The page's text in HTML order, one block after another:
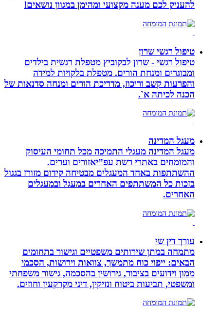
להעניק לכם מענה מקצועי ומהימן במגוון נושאים!
טיפול רגשי שרון
טיפול רגשי - שרון לבקוביץ מטפלת רגשית בילדים
ומבוגרים ומנחת הורים. מטפלת בלקויות למידה
והפרעות קשב וריכוז, מדריכת הורים ומנחה סדנאות של
הכנה לכיתה א`.
מעגל המדינה
מעגל המדינה מעגלי התמיכה מכל תחומי העיסוק
והמומחים באתרי רשת עפ”יאזורים וערים.
ההשתתפות באחד המעגלים מבטיחה קידום מזורז בגגול
בזכות כל המשתתפים האחרים במעגל ובמעגלים
האחרים.
עורך דין שי
מתמחה במתן שירותים משפטיים וגישור בתחומים
הבאים: ייפוי כוח מתמשך, צוואות וירושות, הסכמי
ממון וידועים בציבור, גירושין בהסכמה, גישור משפחתי
ומשפטי, תביעות ביטוח ונזיקין, דיני מקרקעין וחוזים.